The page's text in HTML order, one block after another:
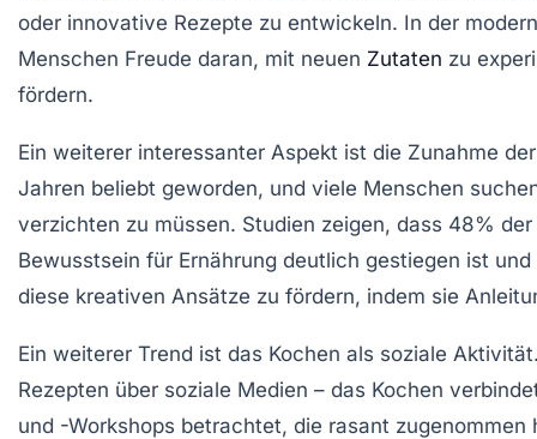
oder innovative Rezepte zu entwickeln. In der
Menschen Freude daran, mit neuen Zutaten zu
fördern.
Ein weiterer interessanter Aspekt ist die Zunahme
Jahren beliebt geworden, und viele Menschen
verzichten zu müssen. Studien zeigen, dass 48% der
Bewusstsein für Ernährung deutlich gestiegen ist
diese kreativen Ansätze zu fördern, indem sie
Ein weiterer Trend ist das Kochen als soziale Aktivität
Rezepten über soziale Medien – das Kochen
und -Workshops betrachtet, die rasant